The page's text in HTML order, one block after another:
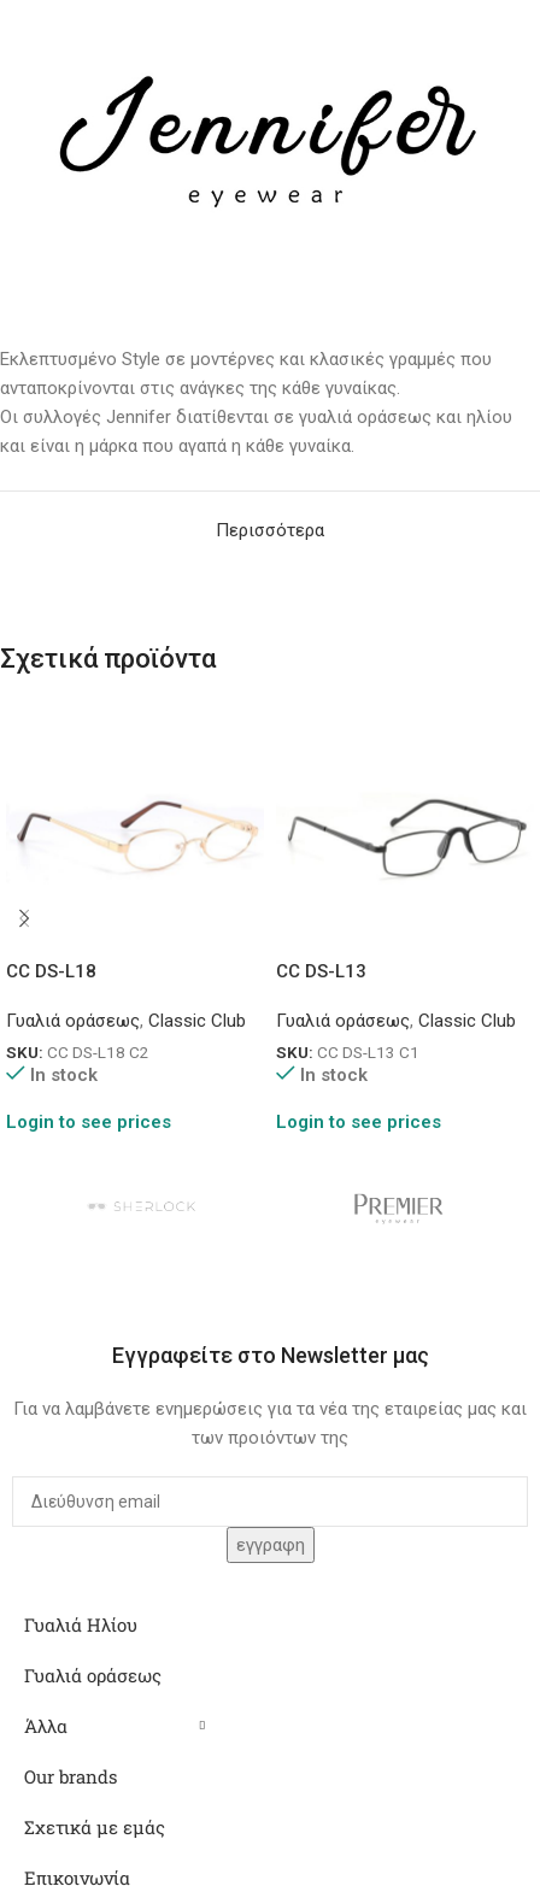
Εκλεπτυσμένο Style σε μοντέρνες και κλασικές γραμμές που
ανταποκρίνονται στις ανάγκες της κάθε γυναίκας.
Οι συλλογές Jennifer διατίθενται σε γυαλιά οράσεως και ηλίου
και είναι η μάρκα που αγαπά η κάθε γυναίκα.
Περισσότερα
Σχετικά προϊόντα
CC DS-L18
Γυαλιά οράσεως, Classic Club
SKU: CC DS-L18 C2
In stock
Login to see prices
CC DS-L13
Γυαλιά οράσεως, Classic Club
SKU: CC DS-L13 C1
In stock
Login to see prices
Εγγραφείτε στο Newsletter μας
Για να λαμβάνετε ενημερώσεις για τα νέα της εταιρείας μας και
των προιόντων της
Γυαλιά Ηλίου
Γυαλιά οράσεως
Άλλα
Our brands
Σχετικά με εμάς
Επικοινωνία